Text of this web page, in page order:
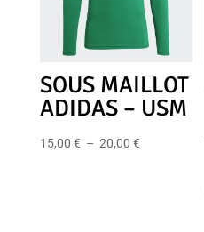
SOUS MAILLOT
ADIDAS – USM
15,00 € – 20,00 €Plage